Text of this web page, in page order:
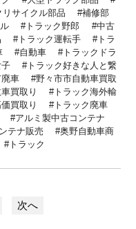
リサイクル部品
補修部
トラック野郎
中古
トラック運転手
トラ
自動車
トラックドラ
トラック好きな人と繋
車
野々市市自動車買取
買取り
トラック海外輸
買取り
トラック廃車
アルミ製中古コンテナ
テナ販売
奥野自動車商
トラック
次へ